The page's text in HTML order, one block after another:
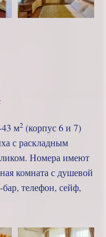
м2 (корпус 6 и 7)
с раскладным
Номера имеют
комната с душевой
телефон, сейф,